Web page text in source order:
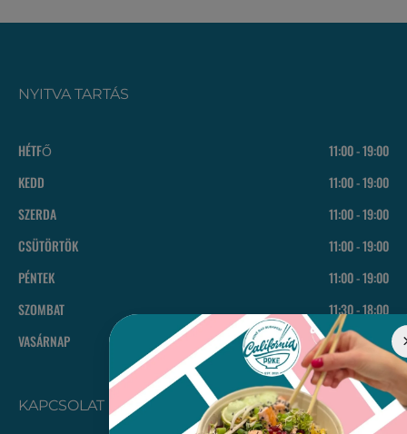
NYITVA TARTÁS
HÉTFŐ
11:00 - 19:00
KEDD
11:00 - 19:00
SZERDA
11:00 - 19:00
CSÜTÖRTÖK
11:00 - 19:00
PÉNTEK
11:00 - 19:00
SZOMBAT
11:30 - 18:00
VASÁRNAP
11:30 - 18:00
KAPCSOLAT